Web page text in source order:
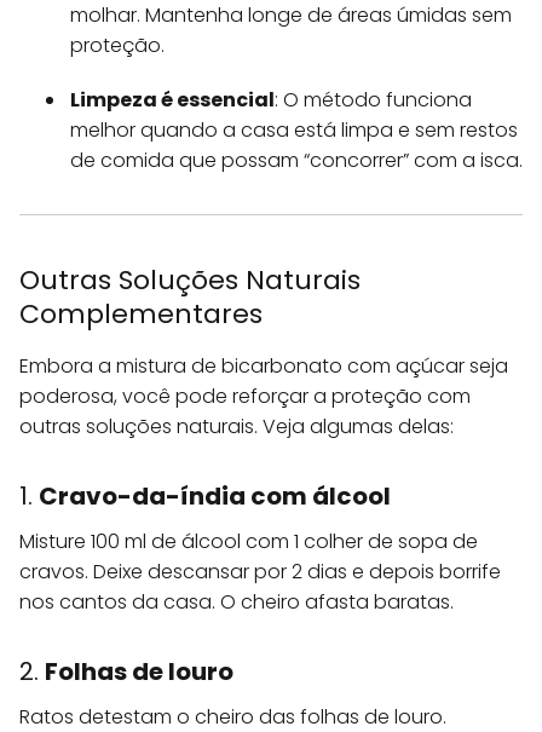
molhar. Mantenha longe de áreas úmidas sem
proteção.
Limpeza é essencial: O método funciona
melhor quando a casa está limpa e sem restos
de comida que possam “concorrer” com a isca.
Outras Soluções Naturais
Complementares
Embora a mistura de bicarbonato com açúcar seja
poderosa, você pode reforçar a proteção com
outras soluções naturais. Veja algumas delas:
1. Cravo-da-índia com álcool
Misture 100 ml de álcool com 1 colher de sopa de
cravos. Deixe descansar por 2 dias e depois borrife
nos cantos da casa. O cheiro afasta baratas.
2. Folhas de louro
Ratos detestam o cheiro das folhas de louro.